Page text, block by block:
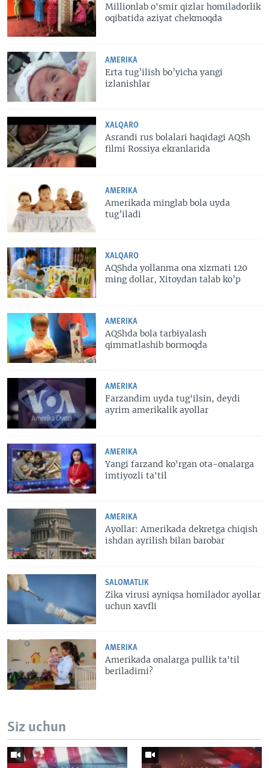
Millionlab o'smir qizlar homiladorlik
oqibatida aziyat chekmoqda
AMERIKA
Erta tug’ilish bo’yicha yangi
izlanishlar
XALQARO
Asrandi rus bolalari haqidagi AQSh
filmi Rossiya ekranlarida
AMERIKA
Amerikada minglab bola uyda
tug’iladi
XALQARO
AQShda yollanma ona xizmati 120
ming dollar, Xitoydan talab ko’p
AMERIKA
AQShda bola tarbiyalash
qimmatlashib bormoqda
AMERIKA
Farzandim uyda tug'ilsin, deydi
ayrim amerikalik ayollar
AMERIKA
Yangi farzand ko'rgan ota-onalarga
imtiyozli ta'til
AMERIKA
Ayollar: Amerikada dekretga chiqish
ishdan ayrilish bilan barobar
SALOMATLIK
Zika virusi ayniqsa homilador ayollar
uchun xavfli
AMERIKA
Amerikada onalarga pullik ta'til
beriladimi?
Siz uchun